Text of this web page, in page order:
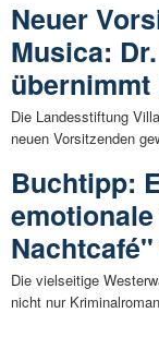
Neuer
Musica:
Die Landesstiftung
neuen Vorsitzenden
Buchtipp:
Die vielseitige
nicht nur